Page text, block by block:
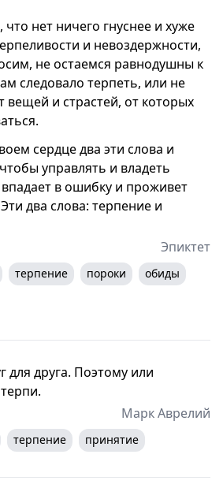
нет ничего гнуснее и хуже
и невоздержности,
не остаемся равнодушны к
следовало терпеть, или не
вещей и страстей, от которых
сердце два эти слова и
управлять и владеть
в ошибку и проживет
два слова: терпение и
Эпиктет
терпение пороки
обиды
друга. Поэтому или
Марк Аврелий
терпение принятие